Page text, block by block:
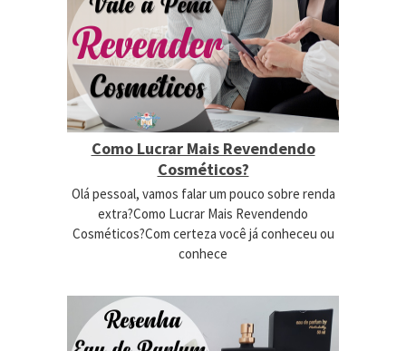
Como Lucrar Mais Revendendo
Cosméticos?
Olá pessoal, vamos falar um pouco sobre renda
extra?Como Lucrar Mais Revendendo
Cosméticos?Com certeza você já conheceu ou
conhece